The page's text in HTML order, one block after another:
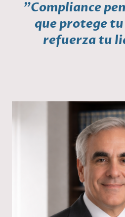
"Compliance
que protege
refuerza tu